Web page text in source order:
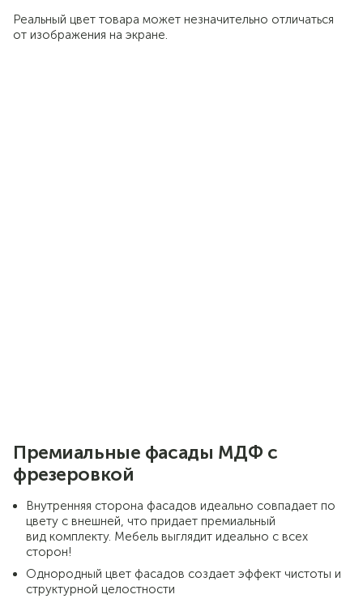
Реальный цвет товара может незначительно отличаться
от изображения на экране.
Премиальные фасады МДФ с
фрезеровкой
Внутренняя сторона фасадов идеально совпадает по
цвету с внешней, что придает премиальный
вид комплекту. Мебель выглядит идеально с всех
сторон!
Однородный цвет фасадов создает эффект чистоты и
структурной целостности